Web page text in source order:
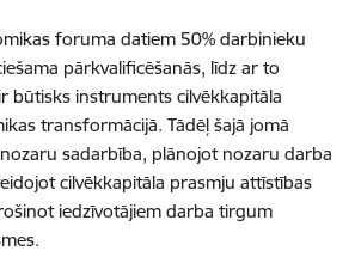
foruma datiem 50% darbinieku
pārkvalificēšanās, līdz ar to
būtisks instruments cilvēkkapitāla
transformācijā. Tādēļ šajā jomā
sadarbība, plānojot nozaru darba
cilvēkkapitāla prasmju attīstības
iedzīvotājiem darba tirgum